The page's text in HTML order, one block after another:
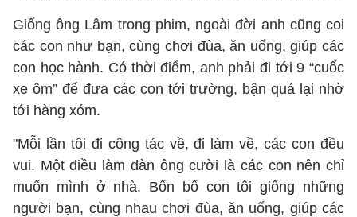
Giống ông Lâm trong phim, ngoài đời anh cũng coi
các con như bạn, cùng chơi đùa, ăn uống, giúp các
con học hành. Có thời điểm, anh phải đi tới 9 “cuốc
xe ôm” để đưa các con tới trường, bận quá lại nhờ
tới hàng xóm.
"Mỗi lần tôi đi công tác về, đi làm về, các con đều
vui. Một điều làm đàn ông cười là các con nên chỉ
muốn mình ở nhà. Bốn bố con tôi giống những
người bạn, cùng nhau chơi đùa, ăn uống, giúp các